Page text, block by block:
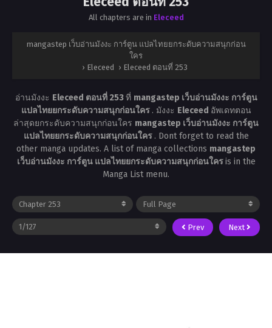
All chapters are in Eleceed
mangastep เว็บอ่านมังงะ การ์ตูน แปลไทยยกระดับความสนุกก่อน
ใคร
› Eleceed › Eleceed ตอนที่ 253
อ่านมังงะ Eleceed ตอนที่ 253ที่ mangastep เว็บอ่านมังงะ การ์ตูน
แปลไทยยกระดับความสนุกก่อนใคร . มังงะ Eleceed อัพเดทตอน
ล่าสุดยกระดับความสนุกก่อนใคร mangastep เว็บอ่านมังงะ การ์ตูน
แปลไทยยกระดับความสนุกก่อนใคร . Dont forget to read the
other manga updates. A list of manga collections mangastep
เว็บอ่านมังงะ การ์ตูน แปลไทยยกระดับความสนุกก่อนใครis in the
Manga List menu.
Prev Next